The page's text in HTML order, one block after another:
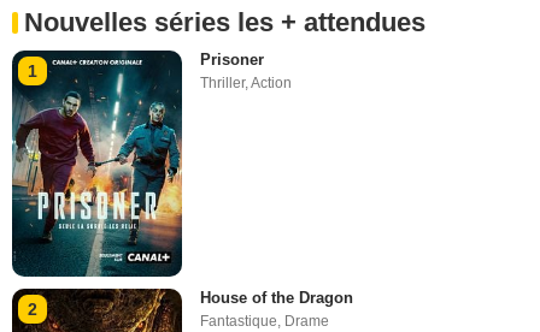
Nouvelles séries les + attendues
1
Prisoner
Thriller,Action
2
House of the Dragon
Fantastique, Drame